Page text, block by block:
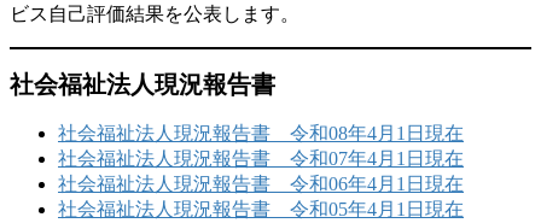
ビス自己評価結果を公表します。
社会福祉法人現況報告書
社会福祉法人現況報告書 令和08年4月1日現在
社会福祉法人現況報告書 令和07年4月1日現在
社会福祉法人現況報告書 令和06年4月1日現在
社会福祉法人現況報告書 令和05年4月1日現在